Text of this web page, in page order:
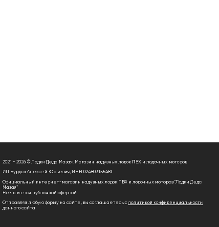
2021 - 2026 © Лодки Деда Мазая. Магазин надувных лодок ПВХ и лодочных моторов
ИП Бурдов Алексей Юрьевич, ИНН 024803155481
Официальный интернет-магазин надувных лодок ПВХ и лодочных моторов "Лодки Деда
Мазая"
Не является публичной офертой.
Отправляя любую форму на сайте, вы соглашаетесь с политикой конфиденциальности
данного сайта